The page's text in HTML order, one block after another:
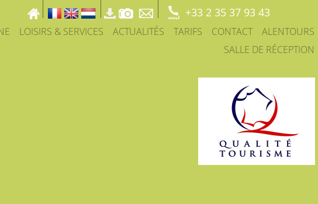
+33 2 35 37 93 43
LOISIRS & SERVICES ACTUALITÉS TARIFS CONTACT
ALENTOURS
SALLE DE RÉCEPTION